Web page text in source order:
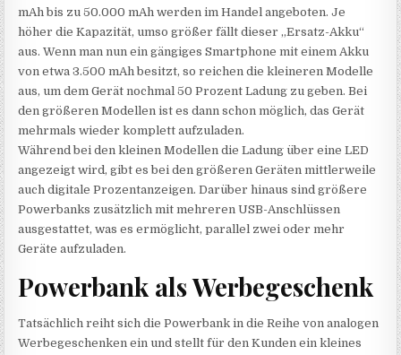
mAh bis zu 50.000 mAh werden im Handel angeboten. Je
höher die Kapazität, umso größer fällt dieser „Ersatz-Akku“
aus. Wenn man nun ein gängiges Smartphone mit einem Akku
von etwa 3.500 mAh besitzt, so reichen die kleineren Modelle
aus, um dem Gerät nochmal 50 Prozent Ladung zu geben. Bei
den größeren Modellen ist es dann schon möglich, das Gerät
mehrmals wieder komplett aufzuladen.
Während bei den kleinen Modellen die Ladung über eine LED
angezeigt wird, gibt es bei den größeren Geräten mittlerweile
auch digitale Prozentanzeigen. Darüber hinaus sind größere
Powerbanks zusätzlich mit mehreren USB-Anschlüssen
ausgestattet, was es ermöglicht, parallel zwei oder mehr
Geräte aufzuladen.
Powerbank als Werbegeschenk
Tatsächlich reiht sich die Powerbank in die Reihe von analogen
Werbegeschenken ein und stellt für den Kunden ein kleines